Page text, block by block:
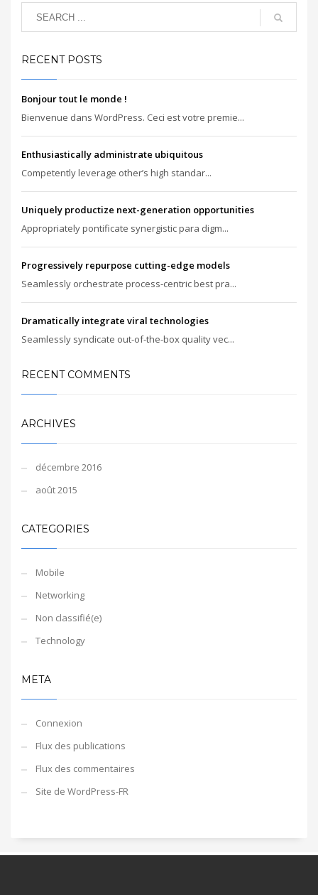
RECENT POSTS
Bonjour tout le monde !
Bienvenue dans WordPress. Ceci est votre premie...
Enthusiastically administrate ubiquitous
Competently leverage other’s high standar...
Uniquely productize next-generation opportunities
Appropriately pontificate synergistic para digm...
Progressively repurpose cutting-edge models
Seamlessly orchestrate process-centric best pra...
Dramatically integrate viral technologies
Seamlessly syndicate out-of-the-box quality vec...
RECENT COMMENTS
ARCHIVES
décembre 2016
août 2015
CATEGORIES
Mobile
Networking
Non classifié(e)
Technology
META
Connexion
Flux des publications
Flux des commentaires
Site de WordPress-FR